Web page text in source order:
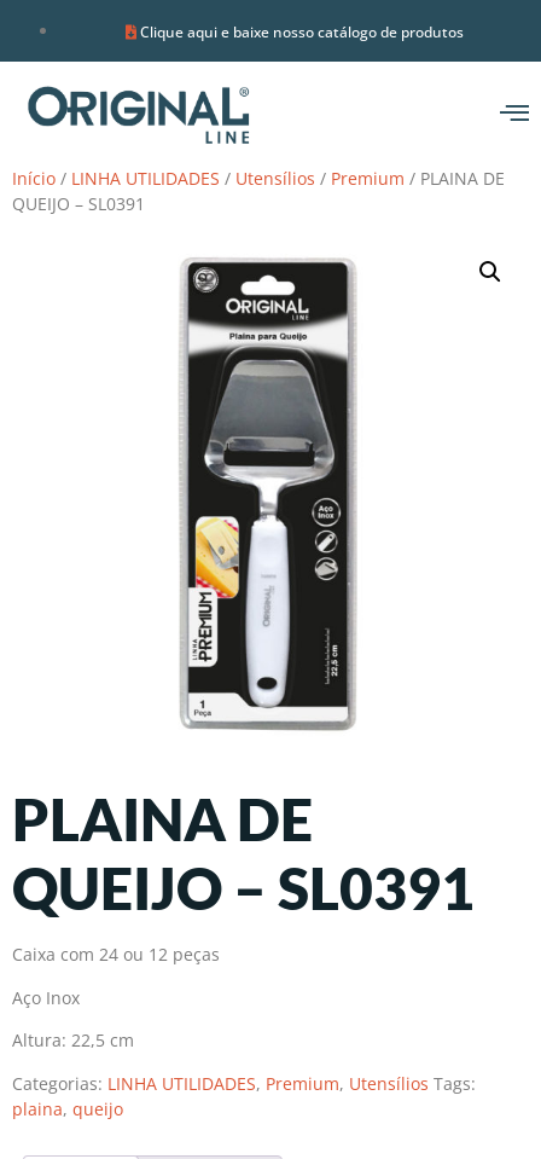
Clique aqui e baixe nosso catálogo de produtos
Início / LINHA UTILIDADES / Utensílios / Premium / PLAINA DE
QUEIJO – SL0391
PLAINA DE
QUEIJO – SL0391
Caixa com 24 ou 12 peças
Aço Inox
Altura: 22,5 cm
Categorias: LINHA UTILIDADES, Premium, Utensílios Tags:
plaina, queijo